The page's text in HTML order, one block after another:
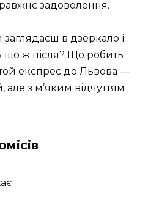
задоволення.
в дзеркало і
що ж після? Що робить
експрес до Львова —
з м’яким відчуттям